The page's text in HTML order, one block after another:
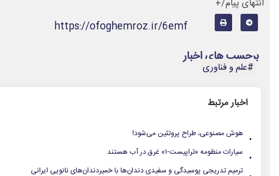
انتهای پیام/+
https://ofoghemroz.ir/6emf
برچسب های اخبار
#علم و فناوری
اخبار مرتبط
. هوش مصنوعی، طراح پروتئین می‌شود!
. سیارات منظومه «تراپیست-۱» غرق در آب هستند
ترمیم تدریجی پوسیدگی و سفیدی دندان‌ها با خمیردندان‌های نانویی ایرانی